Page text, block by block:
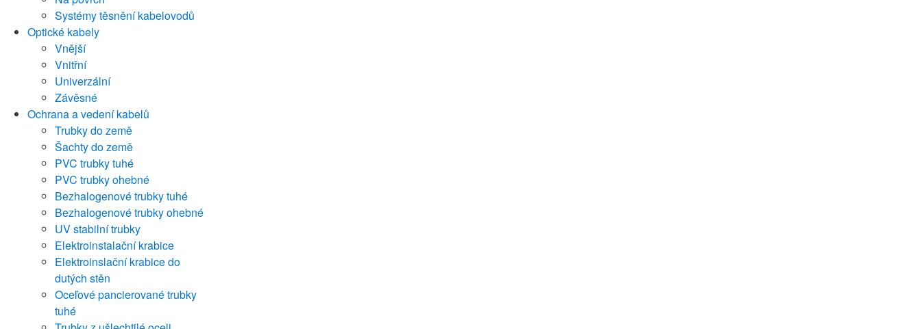
Systémy těsnění kabelovodů
Optické kabely
Vnější
Vnitřní
Univerzální
Závěsné
Ochrana a vedení kabelů
Trubky do země
Šachty do země
PVC trubky tuhé
PVC trubky ohebné
Bezhalogenové trubky tuhé
Bezhalogenové trubky ohebné
UV stabilní trubky
Elektroinstalační krabice
Elektroinslační krabice do
dutých stěn
Oceľové pancierované trubky
tuhé